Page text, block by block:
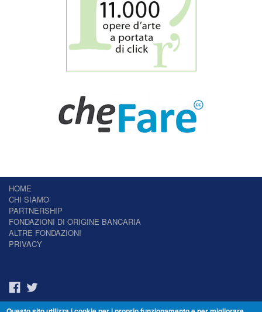
HOME
CHI SIAMO
PARTNERSHIP
FONDAZIONI DI ORIGINE BANCARIA
ALTRE FONDAZIONI
PRIVACY